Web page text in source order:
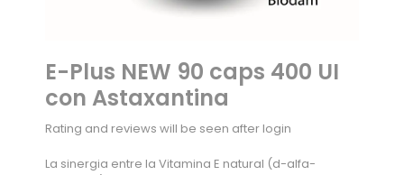
E-Plus NEW 90 caps 400 UI
con Astaxantina
Rating and reviews will be seen after login
La sinergia entre la Vitamina E natural (d-alfa-